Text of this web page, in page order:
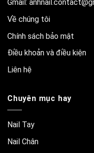
Gmail:
Về chúng tôi
Chính sách bảo mật
Điều khoản và điều kiện
Liên hệ
Chuyên mục hay
Nail Tay
Nail Chân